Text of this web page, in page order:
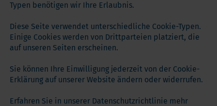
Typen benötigen wir Ihre Erlaubnis.
Diese Seite verwendet unterschiedliche Cookie-Typen.
Einige Cookies werden von Drittparteien platziert, die
auf unseren Seiten erscheinen.
Sie können Ihre Einwilligung jederzeit von der Cookie-
Erklärung auf unserer Website ändern oder widerrufen.
Erfahren Sie in unserer Datenschutzrichtlinie mehr